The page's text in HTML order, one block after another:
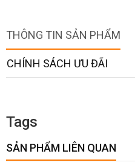
THÔNG TIN SẢN PHẨM
CHÍNH SÁCH ƯU ĐÃI
Tags
SẢN PHẨM LIÊN QUAN